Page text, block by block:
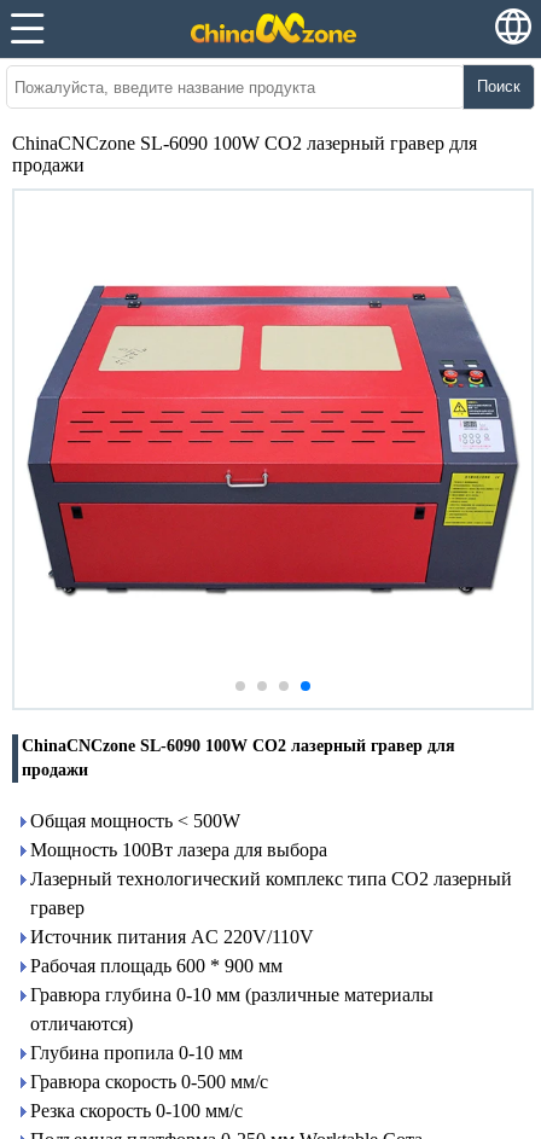
Поиск
ChinaCNCzone SL-6090 100W CO2 лазерный гравер для
продажи
ChinaCNCzone SL-6090 100W CO2 лазерный гравер для
продажи
Общая мощность < 500W
Мощность 100Вт лазера для выбора
Лазерный технологический комплекс типа CO2 лазерный
гравер
Источник питания AC 220V/110V
Рабочая площадь 600 * 900 мм
Гравюра глубина 0-10 мм (различные материалы
отличаются)
Глубина пропила 0-10 мм
Гравюра скорость 0-500 мм/с
Резка скорость 0-100 мм/с